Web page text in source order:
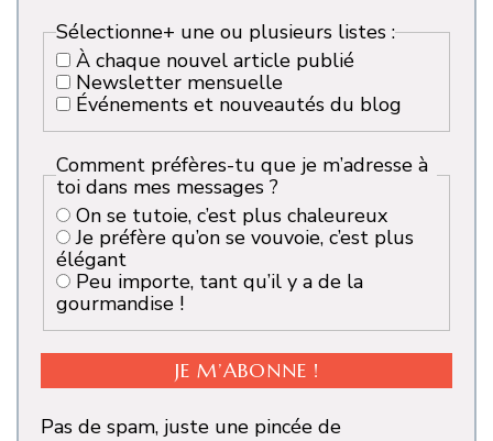
Sélectionne+ une ou plusieurs listes :
À chaque nouvel article publié
Newsletter mensuelle
Événements et nouveautés du blog
Comment préfères-tu que je m’adresse à
toi dans mes messages ?
On se tutoie, c’est plus chaleureux
Je préfère qu’on se vouvoie, c’est plus
élégant
gourmandise !
Pas de spam, juste une pincée de